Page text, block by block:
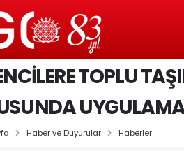
TOPLU
Haber ve Duyurular Haberler